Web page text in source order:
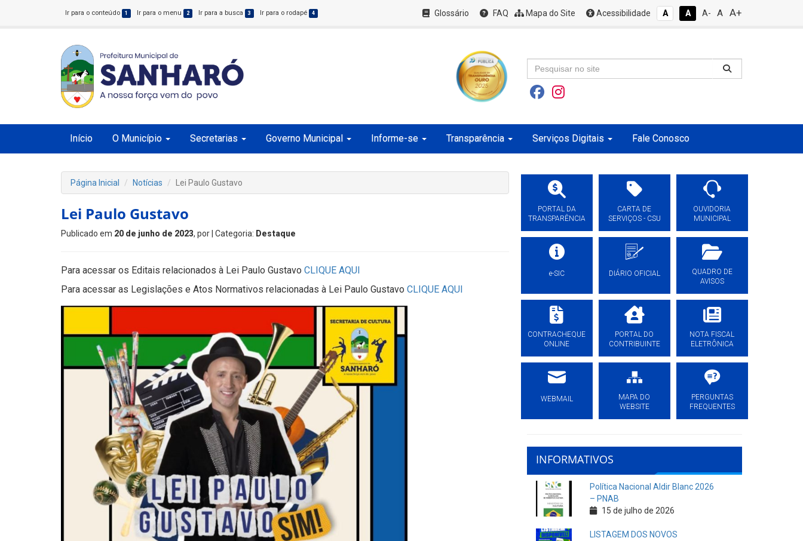
Ir para o conteúdo 1 Ir para o menu 2 Ir para a busca 3 Ir para o rodapé 4 Glossário FAQ Mapa do Site Acessibilidade A A A- A A+
Início O Município Secretarias Governo Municipal Informe-se Transparência Serviços Digitais Fale Conosco
Página Inicial Notícias Lei Paulo Gustavo
Lei Paulo Gustavo
Publicado em 20 de junho de 2023, por | Categoria: Destaque
Para acessar os Editais relacionados à Lei Paulo Gustavo CLIQUE AQUI
Para acessar as Legislações e Atos Normativos relacionadas à Lei Paulo Gustavo CLIQUE AQUI
PORTAL DA
TRANSPARÊNCIA
CARTA DE
SERVIÇOS - CSU
OUVIDORIA
MUNICIPAL
e-SIC DIÁRIO OFICIAL
QUADRO DE
AVISOS
CONTRACHEQUE
ONLINE
PORTAL DO
CONTRIBUINTE
NOTA FISCAL
ELETRÔNICA
WEBMAIL
MAPA DO
WEBSITE
PERGUNTAS
FREQUENTES
INFORMATIVOS
Política Nacional Aldir Blanc 2026
– PNAB
15 de julho de 2026
LISTAGEM DOS NOVOS